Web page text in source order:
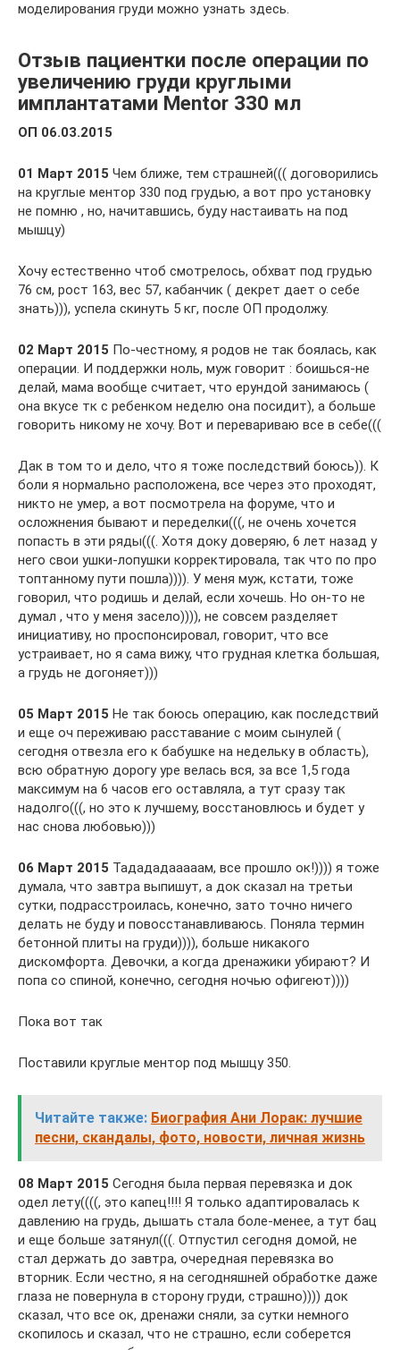
моделирования груди можно узнать здесь.
Отзыв пациентки после операции по
увеличению груди круглыми
имплантатами Mentor 330 мл
ОП 06.03.2015
01 Март 2015 Чем ближе, тем страшней((( договорились
на круглые ментор 330 под грудью, а вот про установку
не помню , но, начитавшись, буду настаивать на под
мышцу)
Хочу естественно чтоб смотрелось, обхват под грудью
76 см, рост 163, вес 57, кабанчик ( декрет дает о себе
знать))), успела скинуть 5 кг, после ОП продолжу.
02 Март 2015 По-честному, я родов не так боялась, как
операции. И поддержки ноль, муж говорит : боишься-не
делай, мама вообще считает, что ерундой занимаюсь (
она вкусе тк с ребенком неделю она посидит), а больше
говорить никому не хочу. Вот и перевариваю все в себе(((
Дак в том то и дело, что я тоже последствий боюсь)). К
боли я нормально расположена, все через это проходят,
никто не умер, а вот посмотрела на форуме, что и
осложнения бывают и переделки(((, не очень хочется
попасть в эти ряды(((. Хотя доку доверяю, 6 лет назад у
него свои ушки-лопушки корректировала, так что по про
топтанному пути пошла)))). У меня муж, кстати, тоже
говорил, что родишь и делай, если хочешь. Но он-то не
думал , что у меня засело)))), не совсем разделяет
инициативу, но проспонсировал, говорит, что все
устраивает, но я сама вижу, что грудная клетка большая,
а грудь не догоняет)))
05 Март 2015 Не так боюсь операцию, как последствий
и еще оч переживаю расставание с моим сынулей (
сегодня отвезла его к бабушке на недельку в область),
всю обратную дорогу уре велась вся, за все 1,5 года
максимум на 6 часов его оставляла, а тут сразу так
надолго(((, но это к лучшему, восстановлюсь и будет у
нас снова любовью)))
06 Март 2015 Тадададааааам, все прошло ок!)))) я тоже
думала, что завтра выпишут, а док сказал на третьи
сутки, подрасстроилась, конечно, зато точно ничего
делать не буду и повосстанавливаюсь. Поняла термин
бетонной плиты на груди)))), больше никакого
дискомфорта. Девочки, а когда дренажики убирают? И
попа со спиной, конечно, сегодня ночью офигеют))))
Пока вот так
Поставили круглые ментор под мышцу 350.
Читайте также: Биография Ани Лорак: лучшие
песни, скандалы, фото, новости, личная жизнь
08 Март 2015 Сегодня была первая перевязка и док
одел лету((((, это капец!!!! Я только адаптировалась к
давлению на грудь, дышать стала боле-менее, а тут бац
и еще больше затянул(((. Отпустил сегодня домой, не
стал держать до завтра, очередная перевязка во
вторник. Если честно, я на сегодняшней обработке даже
глаза не повернула в сторону груди, страшно)))) док
сказал, что все ок, дренажи сняли, за сутки немного
скопилось и сказал, что не страшно, если соберется